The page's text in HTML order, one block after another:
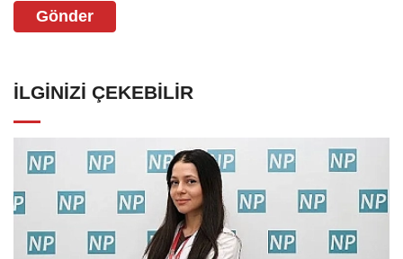
Gönder
İLGINIZI ÇEKEBILIR